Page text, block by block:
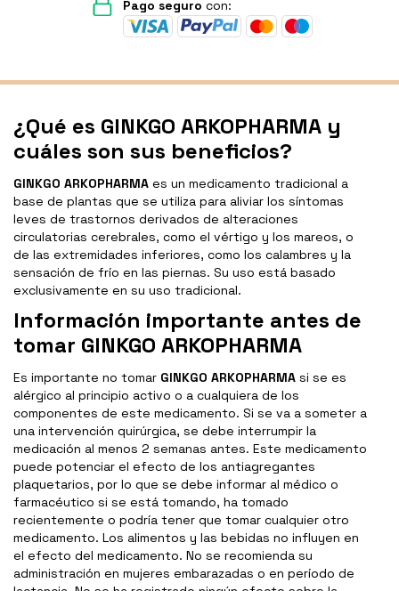
Pago seguro con:
¿Qué es GINKGO ARKOPHARMA y
cuáles son sus beneficios?
GINKGO ARKOPHARMA es un medicamento tradicional a
base de plantas que se utiliza para aliviar los síntomas
leves de trastornos derivados de alteraciones
circulatorias cerebrales, como el vértigo y los mareos, o
de las extremidades inferiores, como los calambres y la
sensación de frío en las piernas. Su uso está basado
exclusivamente en su uso tradicional.
Información importante antes de
tomar GINKGO ARKOPHARMA
Es importante no tomar GINKGO ARKOPHARMA si se es
alérgico al principio activo o a cualquiera de los
componentes de este medicamento. Si se va a someter a
una intervención quirúrgica, se debe interrumpir la
medicación al menos 2 semanas antes. Este medicamento
puede potenciar el efecto de los antiagregantes
plaquetarios, por lo que se debe informar al médico o
farmacéutico si se está tomando, ha tomado
recientemente o podría tener que tomar cualquier otro
medicamento. Los alimentos y las bebidas no influyen en
el efecto del medicamento. No se recomienda su
administración en mujeres embarazadas o en período de